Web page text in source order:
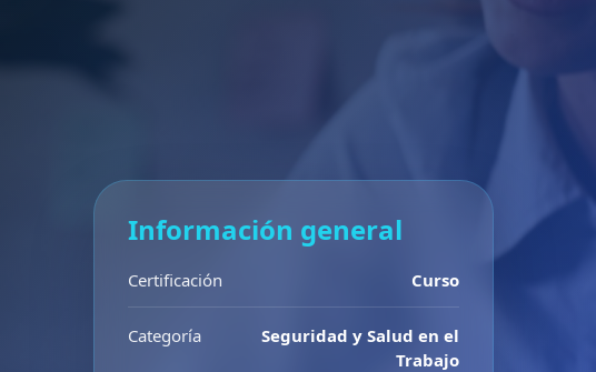
Información general
Certificación Curso
Categoría
Seguridad y Salud en el
Trabajo